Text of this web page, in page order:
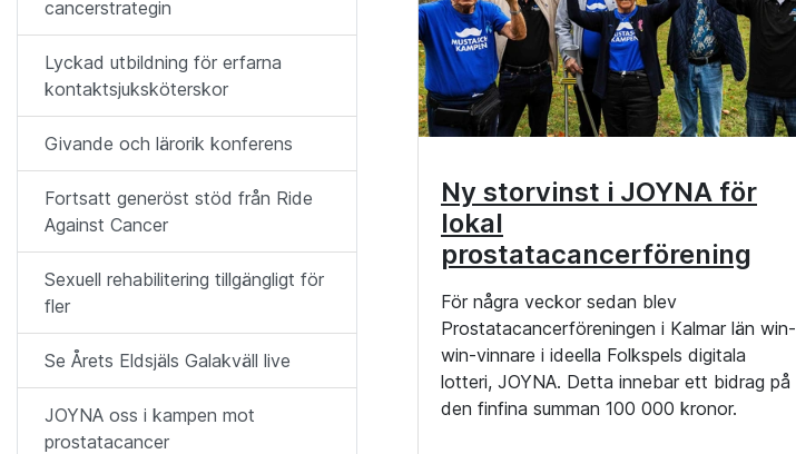
cancerstrategin
Lyckad utbildning för erfarna
kontaktsjuksköterskor
Givande och lärorik konferens
Fortsatt generöst stöd från Ride
Against Cancer
Sexuell rehabilitering tillgängligt för
fler
Se Årets Eldsjäls Galakväll live
JOYNA oss i kampen mot
prostatacancer
Ny storvinst i JOYNA för
lokal
prostatacancerförening
För några veckor sedan blev
Prostatacancerföreningen i Kalmar län win-
win-vinnare i ideella Folkspels digitala
lotteri, JOYNA. Detta innebar ett bidrag på
den finfina summan 100 000 kronor.